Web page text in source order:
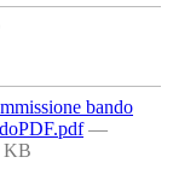
bando
—
KB